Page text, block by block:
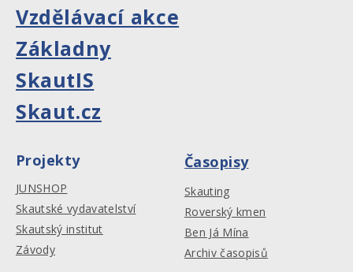
Vzdělávací akce
Základny
SkautIS
Skaut.cz
Projekty
JUNSHOP
Skautské vydavatelství
Skautský institut
Závody
Časopisy
Skauting
Roverský kmen
Ben Já Mína
Archiv časopisů